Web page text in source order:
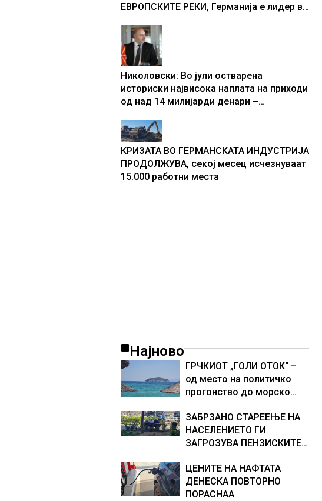
ЕВРОПСКИТЕ РЕКИ, Германија е лидер во
податоци
Николовски: Во јули остварена
историски највисока наплата на приходи
од над 14 милијарди денари –
резултати
КРИЗАТА ВО ГЕРМАНСКАТА ИНДУСТРИЈА
ПРОДОЛЖУВА, секој месец исчезнуваат
15.000 работни места
Најново
ГРЧКИОТ „ГОЛИ ОТОК“ –
од место на политичко
прогонство до морско
ЗАБРЗАНО СТАРЕЕЊЕ НА
НАСЕЛЕНИЕТО ГИ
ЗАГРОЗУВА ПЕНЗИСКИТЕ
долгорочниот економски
раст
ЦЕНИТЕ НА НАФТАТА
ДЕНЕСКА ПОВТОРНО
ПОРАСНАА